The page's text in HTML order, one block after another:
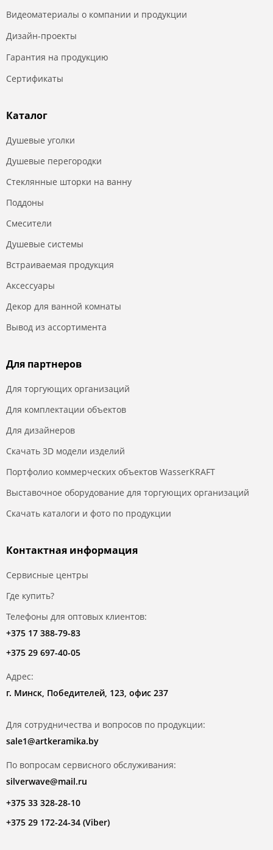
Видеоматериалы о компании и продукции
Дизайн-проекты
Гарантия на продукцию
Сертификаты
Каталог
Душевые уголки
Душевые перегородки
Стеклянные шторки на ванну
Поддоны
Смесители
Душевые системы
Встраиваемая продукция
Аксессуары
Декор для ванной комнаты
Вывод из ассортимента
Для партнеров
Для торгующих организаций
Для комплектации объектов
Для дизайнеров
Скачать 3D модели изделий
Портфолио коммерческих объектов WasserKRAFT
Выставочное оборудование для торгующих организаций
Скачать каталоги и фото по продукции
Контактная информация
Сервисные центры
Где купить?
Телефоны для оптовых клиентов:
+375 17 388-79-83
+375 29 697-40-05
Адрес:
г. Минск, Победителей, 123, офис 237
Для сотрудничества и вопросов по продукции:
sale1@artkeramika.by
По вопросам сервисного обслуживания:
silverwave@mail.ru
+375 33 328-28-10
+375 29 172-24-34 (Viber)